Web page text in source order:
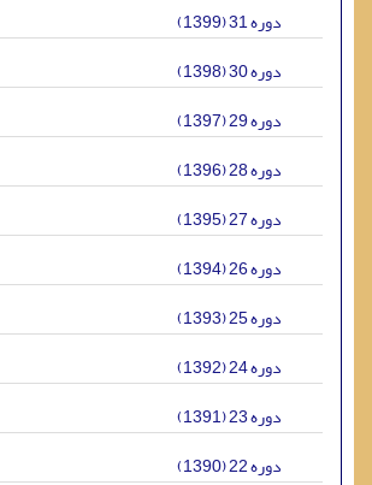
دوره 31 (1399)
دوره 30 (1398)
دوره 29 (1397)
دوره 28 (1396)
دوره 27 (1395)
دوره 26 (1394)
دوره 25 (1393)
دوره 24 (1392)
دوره 23 (1391)
دوره 22 (1390)